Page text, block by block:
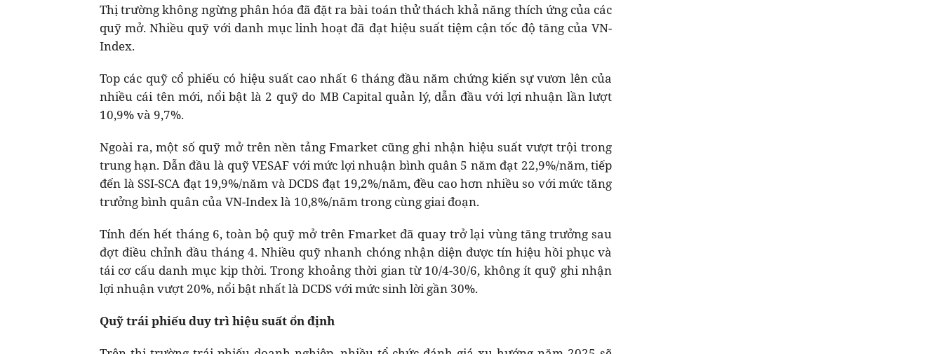
Thị trường không ngừng phân hóa đã đặt ra bài toán thử thách khả năng thích ứng của các
quỹ mở. Nhiều quỹ với danh mục linh hoạt đã đạt hiệu suất tiệm cận tốc độ tăng của VN-
Index.
Top các quỹ cổ phiếu có hiệu suất cao nhất 6 tháng đầu năm chứng kiến sự vươn lên của
nhiều cái tên mới, nổi bật là 2 quỹ do MB Capital quản lý, dẫn đầu với lợi nhuận lần lượt
10,9% và 9,7%.
Ngoài ra, một số quỹ mở trên nền tảng Fmarket cũng ghi nhận hiệu suất vượt trội trong
trung hạn. Dẫn đầu là quỹ VESAF với mức lợi nhuận bình quân 5 năm đạt 22,9%/năm, tiếp
đến là SSI-SCA đạt 19,9%/năm và DCDS đạt 19,2%/năm, đều cao hơn nhiều so với mức tăng
trưởng bình quân của VN-Index là 10,8%/năm trong cùng giai đoạn.
Tính đến hết tháng 6, toàn bộ quỹ mở trên Fmarket đã quay trở lại vùng tăng trưởng sau
đợt điều chỉnh đầu tháng 4. Nhiều quỹ nhanh chóng nhận diện được tín hiệu hồi phục và
tái cơ cấu danh mục kịp thời. Trong khoảng thời gian từ 10/4-30/6, không ít quỹ ghi nhận
lợi nhuận vượt 20%, nổi bật nhất là DCDS với mức sinh lời gần 30%.
Quỹ trái phiếu duy trì hiệu suất ổn định